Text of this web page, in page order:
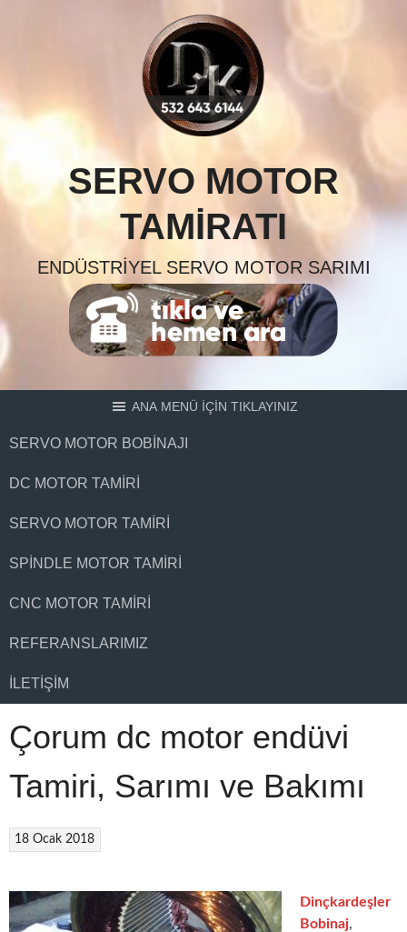
SERVO MOTOR
TAMIRATI
ENDÜSTRIYEL SERVO MOTOR SARIMI
ANA MENÜ İÇİN TIKLAYINIZ
SERVO MOTOR BOBINAJI
DC MOTOR TAMIRI
SERVO MOTOR TAMIRI
SPINDLE MOTOR TAMIRI
CNC MOTOR TAMIRI
REFERANSLARIMIZ
İLETIŞIM
Çorum dc motor endüvi
Tamiri, Sarımı ve Bakımı
18 Ocak 2018
Dinçkardeşler
Bobinaj,